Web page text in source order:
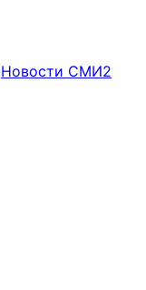
Новости СМИ2